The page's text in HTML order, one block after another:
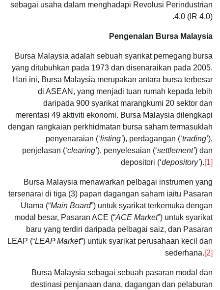
sebagai usaha dalam menghadapi Revolusi Perindustrian
4.0 (IR 4.0).
Pengenalan Bursa Malaysia
Bursa Malaysia adalah sebuah syarikat pemegang bursa
yang ditubuhkan pada 1973 dan disenaraikan pada 2005.
Hari ini, Bursa Malaysia merupakan antara bursa terbesar
di ASEAN, yang menjadi tuan rumah kepada lebih
daripada 900 syarikat marangkumi 20 sektor dan
merentasi 49 aktiviti ekonomi. Bursa Malaysia dilengkapi
dengan rangkaian perkhidmatan bursa saham termasuklah
penyenaraian (‘listing’), perdagangan (‘trading’),
penjelasan (‘clearing’), penyelesaian (‘settlement’) dan
depositori (‘depository’).[1]
Bursa Malaysia menawarkan pelbagai instrumen yang
tersenarai di tiga (3) papan dagangan saham iaitu Pasaran
Utama (“Main Board”) untuk syarikat terkemuka dengan
modal besar, Pasaran ACE (“ACE Market”) untuk syarikat
baru yang terdiri daripada pelbagai saiz, dan Pasaran
LEAP (“LEAP Market”) untuk syarikat perusahaan kecil dan
sederhana.[2]
Bursa Malaysia sebagai sebuah pasaran modal dan
destinasi penjanaan dana, dagangan dan pelaburan